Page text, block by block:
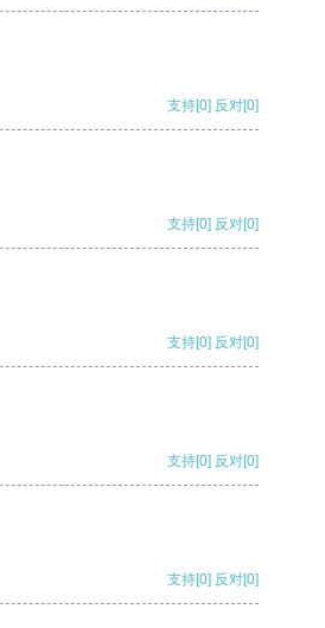
支持[0] 反对[0]
支持[0] 反对[0]
支持[0] 反对[0]
支持[0] 反对[0]
支持[0] 反对[0]